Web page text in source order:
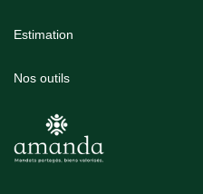
Estimation
Nos outils